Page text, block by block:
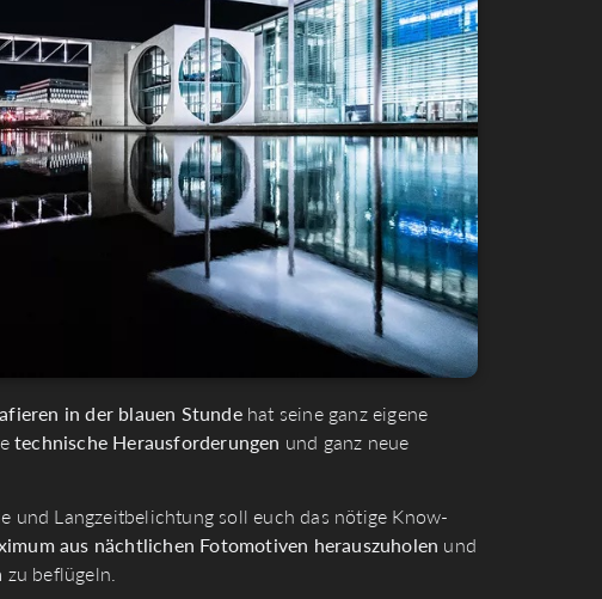
in der blauen Stundehat seine ganz eigene
technische Herausforderungen und ganz neue
und Langzeitbelichtung soll euch das nötige Know-
aus nächtlichen Fotomotiven herauszuholen und
zu beflügeln.